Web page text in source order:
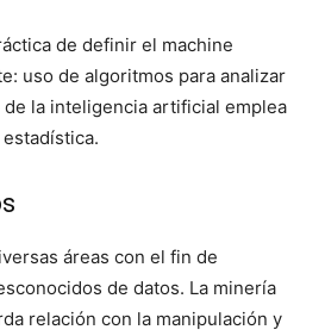
de definir el machine
uso de algoritmos para analizar
de la inteligencia artificial emplea
áreas con el fin de
de datos. La minería
relación con la manipulación y